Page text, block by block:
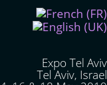
Expo Tel Aviv
Tel Aviv, Israel